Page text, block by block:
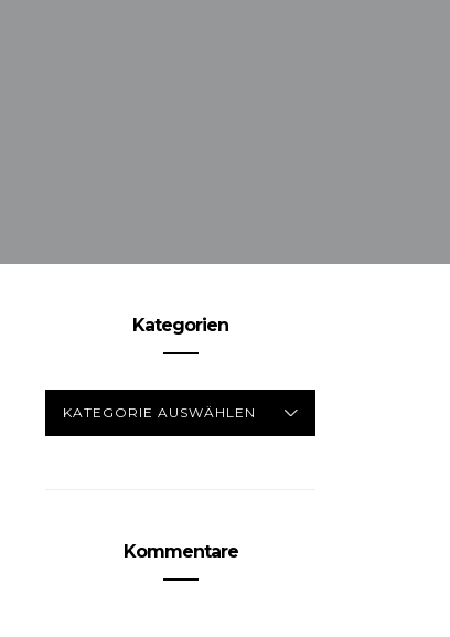
Kategorien
Kommentare